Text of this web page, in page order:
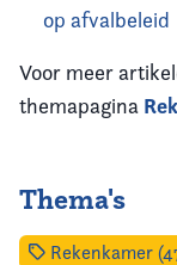
op afvalbeleid
Voor meer
themapagina
Thema's
Rekenkamer